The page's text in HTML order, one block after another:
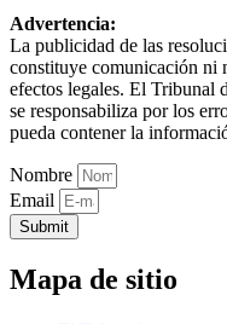
Advertencia:
La publicidad de las
constituye comunicación ni
efectos legales. El Tribunal
se responsabiliza por los
pueda contener la
Nombre
Email
Submit
Mapa de sitio